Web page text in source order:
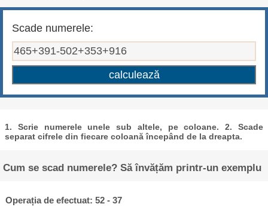
Scade numerele:
1. Scrie numerele unele sub altele, pe coloane. 2. Scade
separat cifrele din fiecare coloană începând de la dreapta.
Cum se scad numerele? Să învățăm printr-un exemplu
Operația de efectuat: 52 - 37